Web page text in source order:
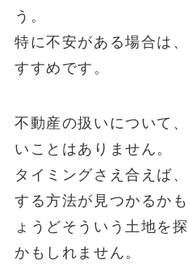
う。
特に不安がある場合は
すすめです。
不動産の扱いについて
いことはありません。
タイミングさえ合えば
する方法が見つかるか
ょうどそういう土地を
かもしれません。